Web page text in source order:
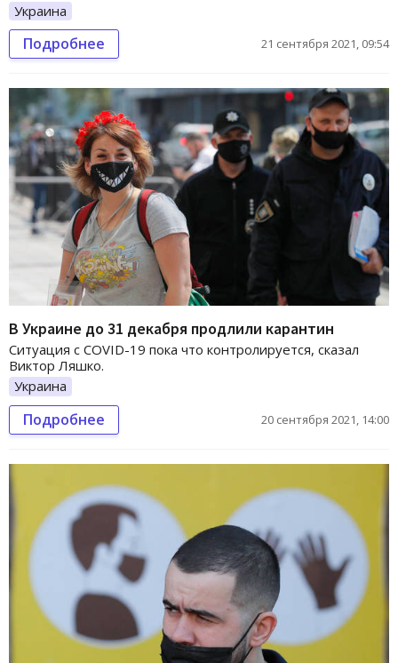
Украина
Подробнее 21 сентября 2021, 09:54
В Украине до 31 декабря продлили карантин
Ситуация с COVID-19 пока что контролируется, сказал
Виктор Ляшко.
Украина
Подробнее 20 сентября 2021, 14:00